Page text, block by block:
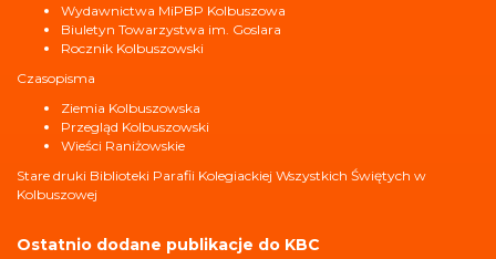
Wydawnictwa MiPBP Kolbuszowa
Biuletyn Towarzystwa im. Goslara
Rocznik Kolbuszowski
Czasopisma
Ziemia Kolbuszowska
Przegląd Kolbuszowski
Wieści Raniżowskie
Stare druki Biblioteki Parafii Kolegiackiej Wszystkich Świętych w
Kolbuszowej
Ostatnio dodane publikacje do KBC